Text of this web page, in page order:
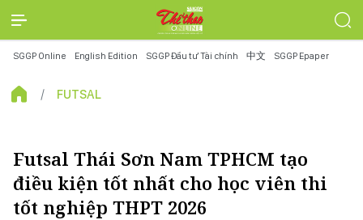
SGGP Online English Edition SGGP Đầu tư Tài chính 中文 SGGP Epaper
FUTSAL
Futsal Thái Sơn Nam TPHCM tạo
điều kiện tốt nhất cho học viên thi
tốt nghiệp THPT 2026